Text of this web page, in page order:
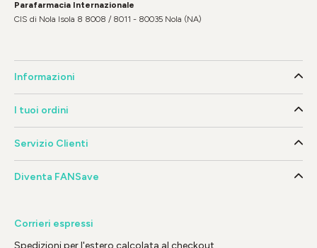
Parafarmacia Internazionale
CIS di Nola Isola 8 8008 / 8011 - 80035 Nola (NA)
Informazioni
I tuoi ordini
Servizio Clienti
Diventa FANSave
Corrieri espressi
Spedizioni per l'estero calcolata al checkout